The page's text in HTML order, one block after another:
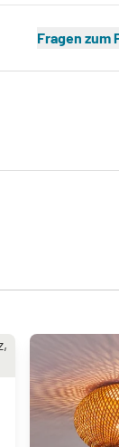
Fragen zum